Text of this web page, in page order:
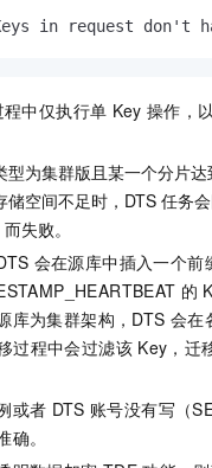
Keys in request
中仅执行单 Key 操作，
型为集群版且某一个分片
储空间不足时，DTS 任务
失败。
会在源库中插入一个前
的
库为集群架构，DTS 会在
过程中会过滤该 Key，迁
或者 DTS 账号没有写（
。